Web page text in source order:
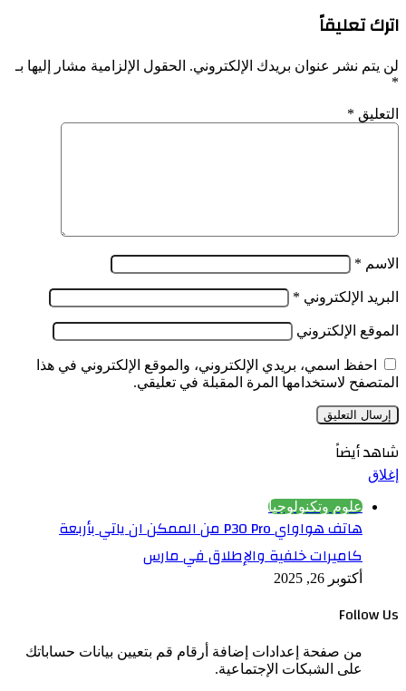
اترك تعليقاً
لن يتم نشر عنوان بريدك الإلكتروني. الحقول الإلزامية مشار إليها بـ
*
التعليق *
الاسم *
البريد الإلكتروني *
الموقع الإلكتروني
احفظ اسمي، بريدي الإلكتروني، والموقع الإلكتروني في هذا
المتصفح لاستخدامها المرة المقبلة في تعليقي.
شاهد أيضاً
إغلاق
علوم وتكنولوجيا
هاتف هواواي P30 Pro من الممكن ان ياتي بأربعة
كاميرات خلفية والإطلاق في مارس
أكتوبر 26, 2025
Follow Us
من صفحة إعدادات إضافة أرقام قم بتعيين بيانات حساباتك
على الشبكات الإجتماعية.